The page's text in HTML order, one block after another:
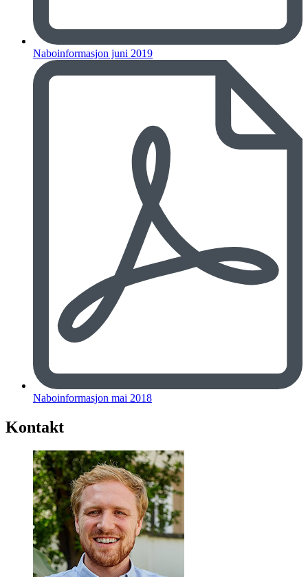
Naboinformasjon juni 2019
Naboinformasjon mai 2018
Kontakt